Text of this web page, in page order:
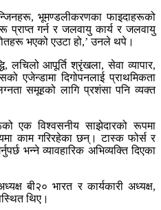
भूमण्डलीकरणका फाइदाहरूको
प्राप्त गर्न र जलवायु कार्य र जलवायु
भएको एउटा हो,’ उनले थपे।
लचिलो आपूर्ति श्रृंखला, सेवा व्यापार,
एजेन्डामा दिगोपनलाई प्राथमिकता
समूहको लागि प्रशंसा पनि व्यक्त
एक विश्वसनीय साझेदारको रूपमा
काम गरिरहेका छन्। टास्क फोर्स र
भन्ने व्यावहारिक अभिव्यक्ति दिएका
बी२० भारत र कार्यकारी अध्यक्ष,
थिए।